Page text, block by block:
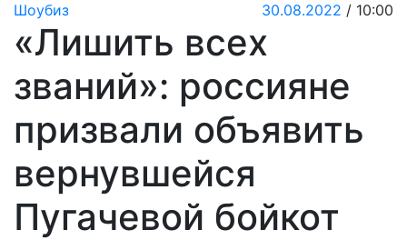
Шоубиз
30.08.2022 / 10:00
«Лишить всех
званий»: россияне
призвали объявить
вернувшейся
Пугачевой бойкот